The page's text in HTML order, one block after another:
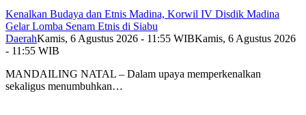
Kenalkan Budaya dan Etnis Madina, Korwil IV Disdik Madina
Gelar Lomba Senam Etnis di Siabu
DaerahKamis, 6 Agustus 2026 - 11:55 WIBKamis, 6 Agustus 2026
- 11:55 WIB
MANDAILING NATAL – Dalam upaya memperkenalkan
sekaligus menumbuhkan…